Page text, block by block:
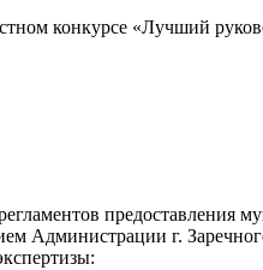
конкурсе «Лучший
Администрации г.